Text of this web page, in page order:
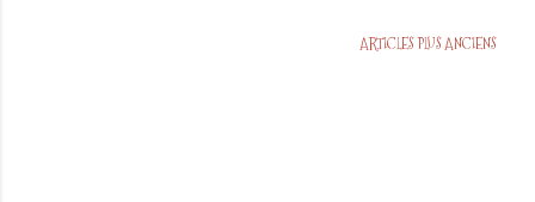
ARTICLES PLUS ANCIENS